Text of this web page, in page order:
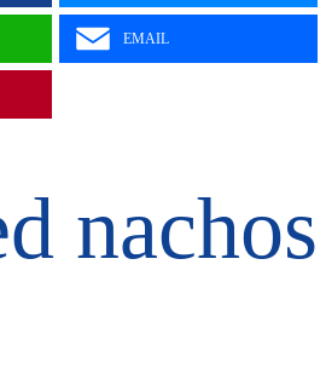
EMAIL
nachos